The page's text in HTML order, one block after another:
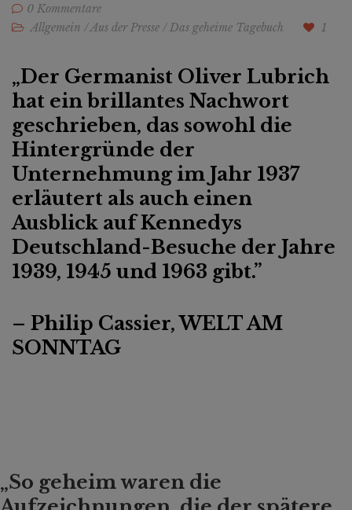
0 Kommentare
Allgemein /Aus der Presse /Das geheime Tagebuch 1
„Der Germanist Oliver Lubrich
hat ein brillantes Nachwort
geschrieben, das sowohl die
Hintergründe der
Unternehmung im Jahr 1937
erläutert als auch einen
Ausblick auf Kennedys
Deutschland-Besuche der Jahre
1939, 1945 und 1963 gibt.”
– Philip Cassier, WELT AM
SONNTAG
„So geheim waren die